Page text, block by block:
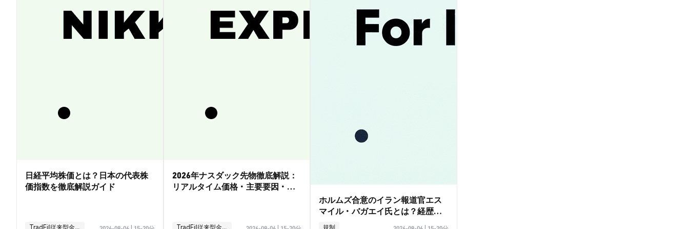
日経平均株価とは？日本の代表株
価指数を徹底解説ガイド
TradFi(従来型金融)
2026年ナスダック先物徹底解説：
リアルタイム価格・主要要因・取
TradFi(従来型金融)
ホルムズ合意のイラン報道官エス
マイル・バガエイ氏とは？経歴ガ
イド
規制